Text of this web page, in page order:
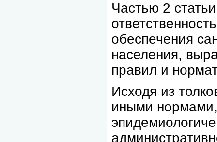
Частью 2
обеспечения
населения,
правил и
Исходя из
иными